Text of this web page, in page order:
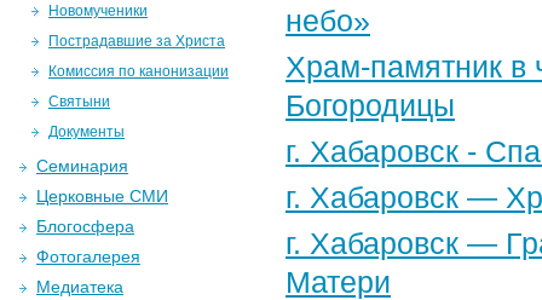
небо»
Храм-памятник в
Богородицы
г. Хабаровск -
г. Хабаровск —
г. Хабаровск —
Матери
Новомученики
Пострадавшие за Христа
Комиссия по канонизации
Святыни
Документы
Семинария
Церковные СМИ
Блогосфера
Фотогалерея
Медиатека